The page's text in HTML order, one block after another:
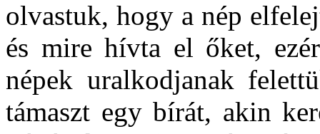
olvastuk, hogy a nép
és mire hívta el őket,
népek uralkodjanak
támaszt egy bírát, akin